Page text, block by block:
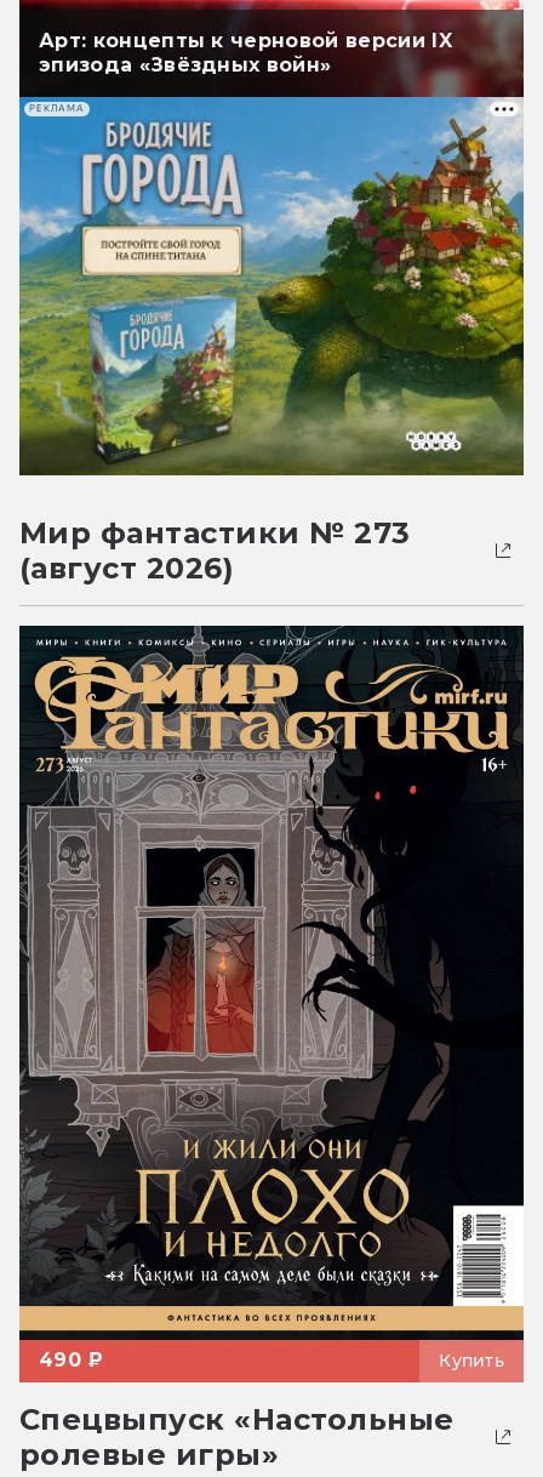
Арт: концепты к черновой версии IX
эпизода «Звёздных войн»
РЕКЛАМА
Мир фантастики № 273
(август 2026)
490 ₽ Купить
Спецвыпуск «Настольные
ролевые игры»